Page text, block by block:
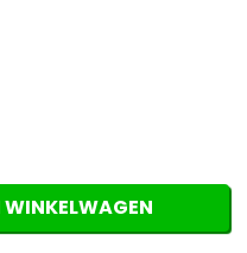
WINKELWAGEN